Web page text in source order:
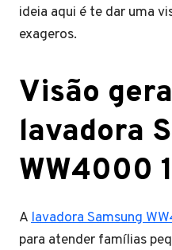
ideia aqui é te dar uma
exageros.
Visão
lavadora
WW4000
Alavadora Samsung
para atender famílias